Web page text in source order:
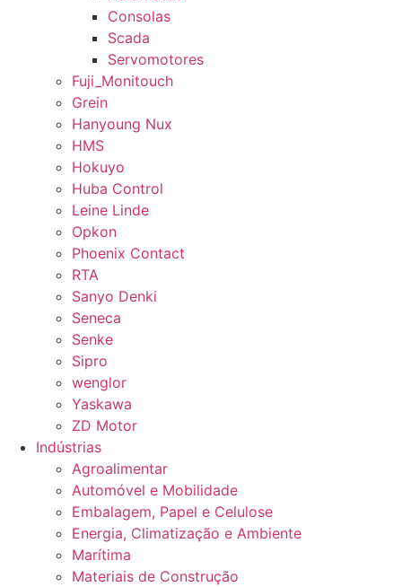
Consolas
Scada
Servomotores
Fuji_Monitouch
Grein
Hanyoung Nux
HMS
Hokuyo
Huba Control
Leine Linde
Opkon
Phoenix Contact
RTA
Sanyo Denki
Seneca
Senke
Sipro
wenglor
Yaskawa
ZD Motor
Indústrias
Agroalimentar
Automóvel e Mobilidade
Embalagem, Papel e Celulose
Energia, Climatização e Ambiente
Marítima
Materiais de Construção